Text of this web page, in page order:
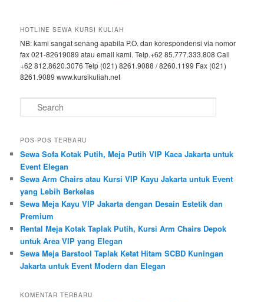
HOTLINE SEWA KURSI KULIAH
NB: kami sangat senang apabila P.O. dan korespondensi via nomor
fax 021-82619089 atau email kami. Telp.+62 85.777.333.808 Call
+62 812.8620.3076 Telp (021) 8261.9088 / 8260.1199 Fax (021)
8261.9089 www.kursikuliah.net
Search
POS-POS TERBARU
Sewa Sofa Kotak Putih, Meja Putih VIP Kaca Jakarta untuk
Event Elegan
Sewa Arm Chairs atau Kursi VIP Kayu Jakarta untuk Event
yang Lebih Berkelas
Sewa Meja Kayu VIP Jakarta dengan Desain Estetik dan
Premium
Rental Meja Kotak Taplak Putih, Kursi Arm Chairs Depok
untuk Area VIP yang Elegan
Sewa Meja Barstool Taplak Ketat Hitam SCBD Kuningan
Jakarta untuk Event Modern dan Elegan
KOMENTAR TERBARU